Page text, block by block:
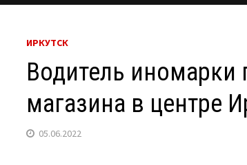
ИРКУТСК
Водитель иномарки
магазина в центре
05.06.2022